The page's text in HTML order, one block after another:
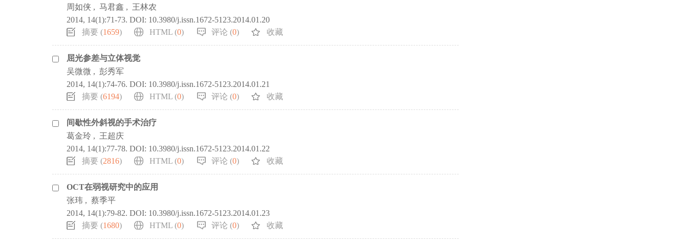
周如侠 , 马君鑫 , 王林农
2014, 14(1):71-73. DOI: 10.3980/j.issn.1672-5123.2014.01.20
摘要 (1659) HTML (0) 评论 (0) 收藏
屈光参差与立体视觉
吴微微 , 彭秀军
2014, 14(1):74-76. DOI: 10.3980/j.issn.1672-5123.2014.01.21
摘要 (6194) HTML (0) 评论 (0) 收藏
间歇性外斜视的手术治疗
葛金玲 , 王超庆
2014, 14(1):77-78. DOI: 10.3980/j.issn.1672-5123.2014.01.22
摘要 (2816) HTML (0) 评论 (0) 收藏
OCT在弱视研究中的应用
张玮 , 蔡季平
2014, 14(1):79-82. DOI: 10.3980/j.issn.1672-5123.2014.01.23
摘要 (1680) HTML (0) 评论 (0) 收藏